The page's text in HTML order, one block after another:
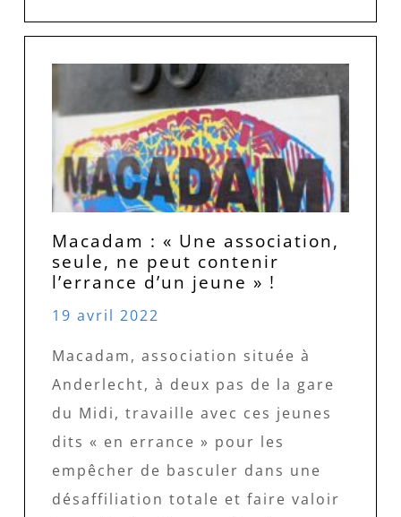
Macadam : « Une association,
seule, ne peut contenir
l’errance d’un jeune » !
19 avril 2022
Macadam, association située à
Anderlecht, à deux pas de la gare
du Midi, travaille avec ces jeunes
dits « en errance » pour les
empêcher de basculer dans une
désaffiliation totale et faire valoir